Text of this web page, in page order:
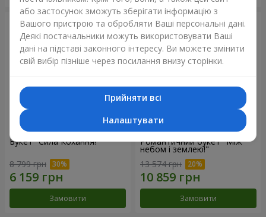
Букет "Сила Кохання!"
8 799 грн
Замовити
Романтичний букет "Між
небом і землею!"
13 574 грн
Замовити
або застосунок зможуть зберігати інформацію з
Вашого пристрою та обробляти Ваші персональні дані.
Деякі постачальники можуть використовувати Ваші
дані на підставі законного інтересу. Ви можете змінити
свій вибір пізніше через посилання внизу сторінки.
Прийняти всі
Налаштувати